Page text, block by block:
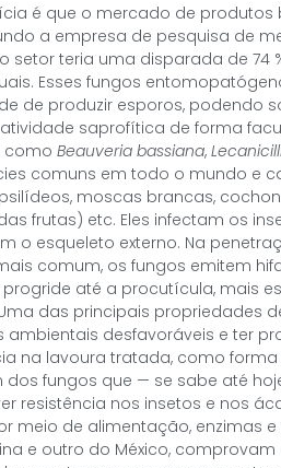
é que o mercado de produtos
a empresa de pesquisa de
setor teria uma disparada de 74
Esses fungos
de produzir esporos, podendo
saprofítica de forma
como Beauveria bassiana,
comuns em todo o mundo e
moscas brancas,
frutas) etc. Eles infectam os
o esqueleto externo. Na
comum, os fungos emitem
progride até a procutícula, mais
das principais propriedades
ambientais desfavoráveis e ter
na lavoura tratada, como
dos fungos que — se sabe até
resistência nos insetos e nos
meio de alimentação, enzimas
e outro do México,